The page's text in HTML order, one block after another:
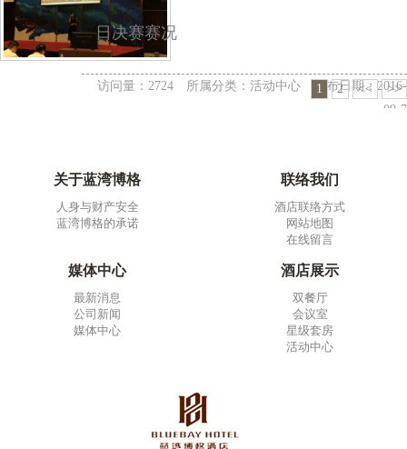
日决赛赛况
访问量：2724 所属分类： 活动中心 发布日期：2016-
09-7
1 2 << >>
关于蓝湾博格
人身与财产安全
蓝湾博格的承诺
联络我们
酒店联络方式
网站地图
在线留言
媒体中心
最新消息
公司新闻
媒体中心
酒店展示
双餐厅
会议室
星级套房
活动中心